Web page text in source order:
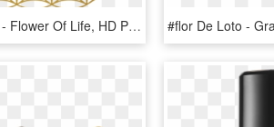
Fleur De Vie - Flower Of Life, HD Png Download